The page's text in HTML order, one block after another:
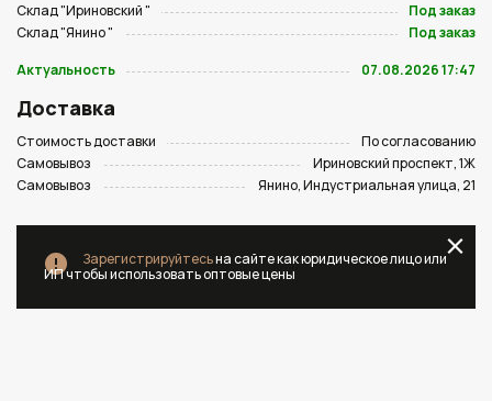
Склад "Ириновский "
Под заказ
Склад "Янино "
Под заказ
Актуальность
07.08.2026 17:47
Доставка
Стоимость доставки
По согласованию
Самовывоз
Ириновский проспект, 1Ж
Самовывоз
Янино, Индустриальная улица, 21
Зарегистрируйтесьна сайте как юридическое лицо или
ИП чтобы использовать оптовые цены